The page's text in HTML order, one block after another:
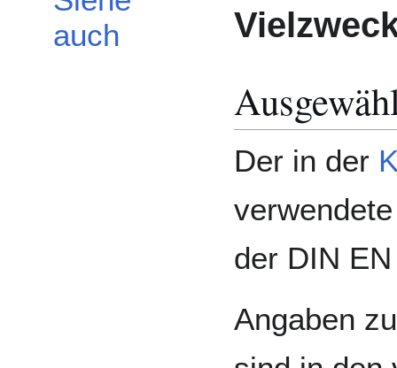
auch
Der in der
der DIN
Angaben